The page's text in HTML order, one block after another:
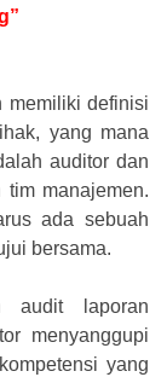
memiliki definisi
yang mana
auditor dan
manajemen.
ada sebuah
bersama.
audit laporan
menyanggupi
yang